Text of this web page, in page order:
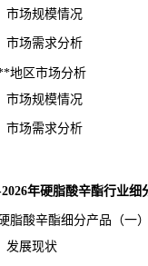
规模情况
需求分析
区市场分析
规模情况
需求分析
年硬脂酸辛酯行业细
酸辛酯细分产品（一
现状